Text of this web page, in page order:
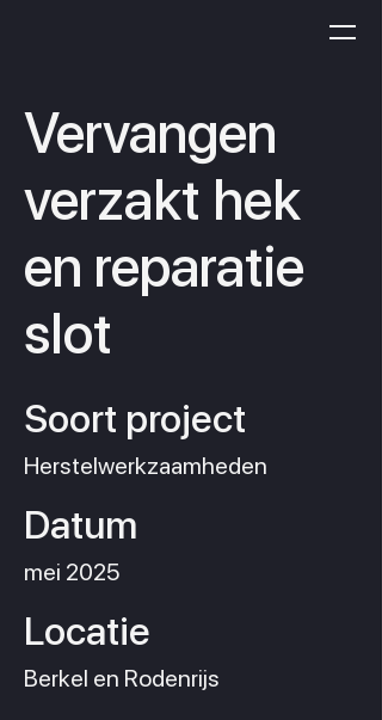
Vervangen
verzakt hek
en reparatie
slot
Soort project
Herstelwerkzaamheden
Datum
mei 2025
Locatie
Berkel en Rodenrijs